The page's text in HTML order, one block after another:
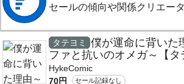
セールの傾向や関係クリエー
タテヨミ
僕が運命に背いた
ファと抗いのオメガ～【
HykeComic
70円
セール記録なし